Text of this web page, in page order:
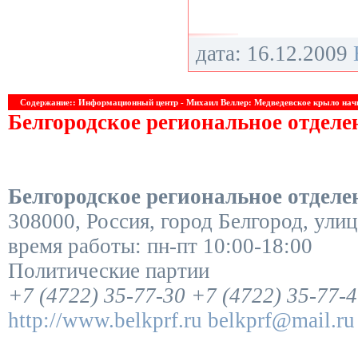
дата: 16.12.2009
Содержание:: Информационный центр - Михаил Веллер: Медведевское крыло
Белгородское региональное
Белгородское региональное
308000, Россия, город Белгород,
время работы: пн-пт 10:00-18:00
Политические партии
+7 (4722) 35-77-30 +7 (4722) 35-77-
http://www.belkprf.ru belkprf@mail.ru